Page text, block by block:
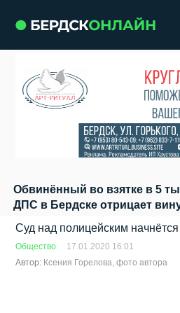
Обвинённый во взятке в 5
ДПС в Бердске отрицает
Суд над полицейским
Общество
17.01.2020 16:01
Автор: Ксения Горелова, фото автора